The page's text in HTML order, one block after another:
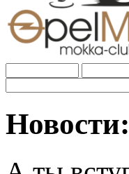
Новости: